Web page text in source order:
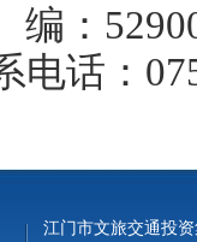
编：
电话：
江门市文旅交通投